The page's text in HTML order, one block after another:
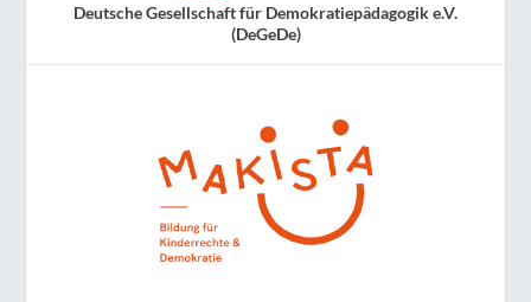
Deutsche Gesellschaft für Demokratiepädagogik e.V.
(DeGeDe)